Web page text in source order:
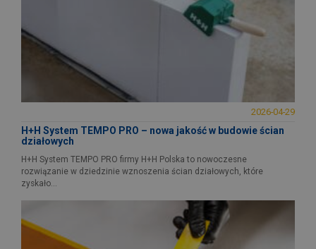
2026-04-29
H+H System TEMPO PRO – nowa jakość w budowie ścian
działowych
H+H System TEMPO PRO firmy H+H Polska to nowoczesne
rozwiązanie w dziedzinie wznoszenia ścian działowych, które
zyskało...